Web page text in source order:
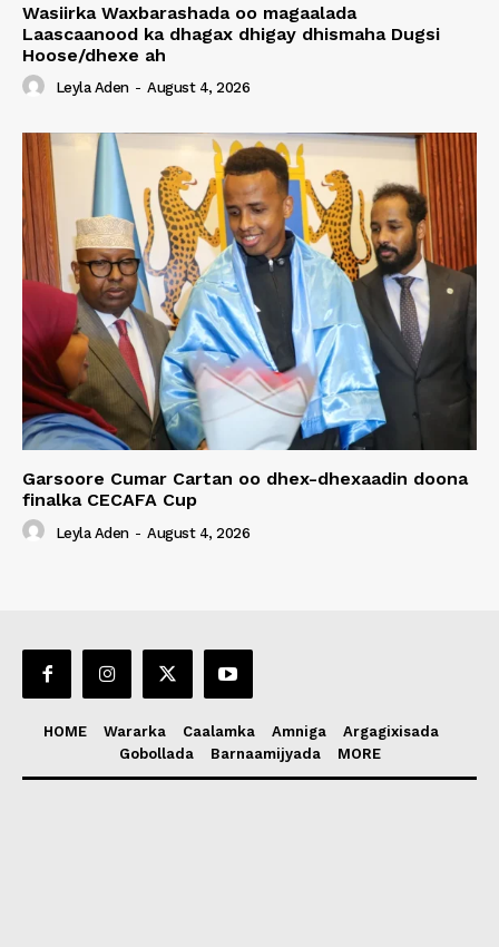
Wasiirka Waxbarashada oo magaalada
Laascaanood ka dhagax dhigay dhismaha Dugsi
Hoose/dhexe ah
Leyla Aden - August 4, 2026
Garsoore Cumar Cartan oo dhex-dhexaadin doona
finalka CECAFA Cup
Leyla Aden - August 4, 2026
HOME Wararka Caalamka Amniga
Argagixisada
Gobollada
Barnaamijyada MORE